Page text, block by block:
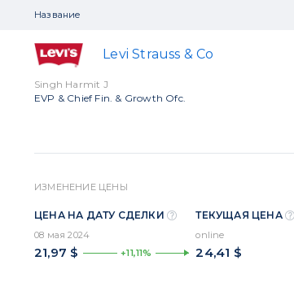
Название
Levi Strauss & Cо
Singh Harmit J
EVP & Chief Fin. & Growth Ofc.
ИЗМЕНЕНИЕ ЦЕНЫ
ЦЕНА НА ДАТУ СДЕЛКИ
08 мая 2024
21,97 $ +11,11%
ТЕКУЩАЯ ЦЕНА
online
24,41 $